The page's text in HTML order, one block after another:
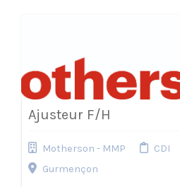
Ajusteur F/H
Motherson - MMP CDI
Gurmençon